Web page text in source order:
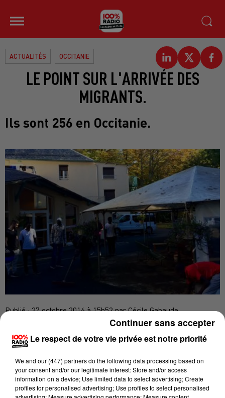
ACTUALITÉS OCCITANIE
LE POINT SUR L'ARRIVÉE DES
MIGRANTS.
Ils sont 256 en Occitanie.
Publié : 27 octobre 2016 à 15h52 par Cécile Gabaude
bus venant de Calais ont rejoint la région Occitanie
depuis hier :
36 personnes dans l'Aude ; 43 personnes dans
l'Hérault; 39 personnes dans le Tarn et le Tarn-et-
Le respect de votre vie privée est notre priorité
We and our (447) partnersdo the following data processing based on
your consent and/or our legitimate interest: Store and/or access
information on a device; Use limited data to select advertising; Create
profiles for personalised advertising; Use profiles to select personalised
Continuer sans accepter